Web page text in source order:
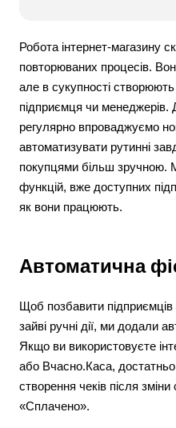
Робота інтернет-магазину
повторюваних процесів.
але в сукупності
підприємця чи менеджерів.
регулярно впроваджуємо
автоматизувати рутинні
покупцями більш зручною.
функцій, вже доступних
як вони працюють.
Автоматична
Щоб позбавити підприємців
зайві ручні дії, ми додали
Якщо ви використовуєте
або Вчасно.Каса,
створення чеків після
«Сплачено».